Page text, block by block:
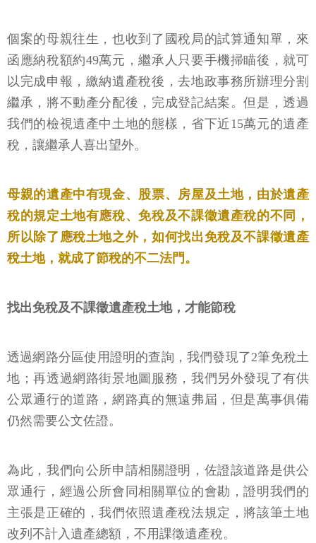
個案的母親往生，也收到了國稅局的試算通知單，來
函應納稅額約49萬元，繼承人只要手機掃瞄後，就可
以完成申報，繳納遺產稅後，去地政事務所辦理分割
繼承，將不動產分配後，完成登記結案。但是，透過
我們的檢視遺產中土地的態樣，省下近15萬元的遺產
稅，讓繼承人喜出望外。
母親的遺產中有現金、股票、房屋及土地，由於遺產
稅的規定土地有應稅、免稅及不課徵遺產稅的不同，
所以除了應稅土地之外，如何找出免稅及不課徵遺產
稅土地，就成了節稅的不二法門。
找出免稅及不課徵遺產稅土地，才能節稅
透過網路分區使用證明的查詢，我們發現了2筆免稅土
地；再透過網路街景地圖服務，我們另外發現了有供
公眾通行的道路，網路真的無遠弗屆，但是萬事俱備
仍然需要公文佐證。
為此，我們向公所申請相關證明，佐證該道路是供公
眾通行，經過公所會同相關單位的會勘，證明我們的
主張是正確的，我們依照遺產稅法規定，將該筆土地
改列不計入遺產總額，不用課徵遺產稅。